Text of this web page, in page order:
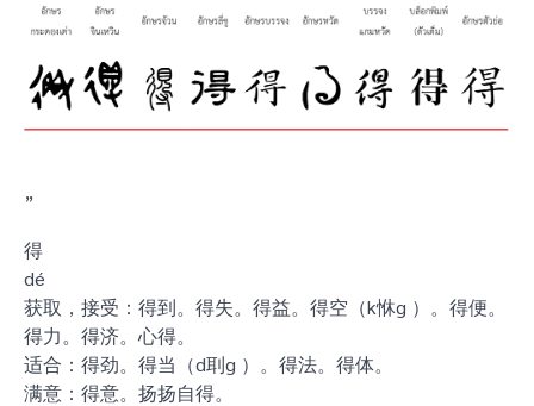
”
得
dé
获取，接受：得到。得失。得益。得空（k恘g ）。得便。
得力。得济。心得。
适合：得劲。得当（d刵g ）。得法。得体。
满意：得意。扬扬自得。